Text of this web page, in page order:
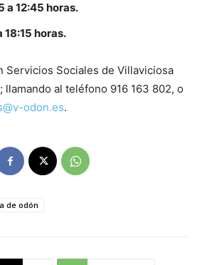
a 12:45 horas.
18:15 horas.
Servicios Sociales de Villaviciosa
llamando al teléfono 916 163 802, o
odon.es.
de odón